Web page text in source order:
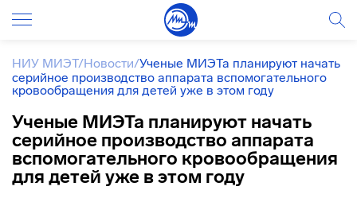
НИУ МИЭТ/Новости/Ученые МИЭТа планируют начать
серийное производство аппарата вспомогательного
кровообращения для детей уже в этом году
Ученые МИЭТа планируют начать
серийное производство аппарата
вспомогательного кровообращения
для детей уже в этом году